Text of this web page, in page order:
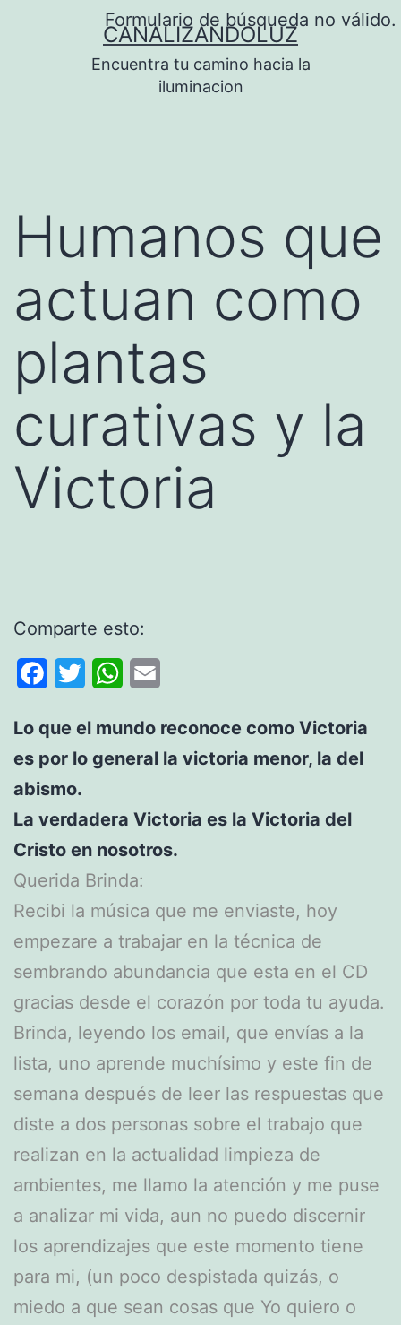
Formulario de búsqueda no válido.
CANALIZANDOLUZ
Encuentra tu camino hacia la
iluminacion
Humanos que
actuan como
plantas
curativas y la
Victoria
Comparte esto:
Facebook
Twitter WhatsApp
Lo que el mundo reconoce como Victoria
es por lo general la victoria menor, la del
abismo.
La verdadera Victoria es la Victoria del
Cristo en nosotros.
Querida Brinda:
Recibi la música que me enviaste, hoy
empezare a trabajar en la técnica de
sembrando abundancia que esta en el CD
gracias desde el corazón por toda tu ayuda.
Brinda, leyendo los email, que envías a la
lista, uno aprende muchísimo y este fin de
semana después de leer las respuestas que
diste a dos personas sobre el trabajo que
realizan en la actualidad limpieza de
ambientes, me llamo la atención y me puse
a analizar mi vida, aun no puedo discernir
los aprendizajes que este momento tiene
para mi, (un poco despistada quizás, o
miedo a que sean cosas que Yo quiero o